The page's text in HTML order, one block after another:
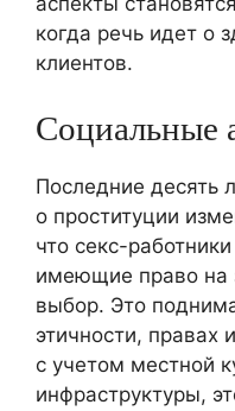
когда речь идет о
клиентов.
Социальные
Последние десять
о проституции
что секс-
имеющие право на
выбор. Это
этичности, правах
с учетом местной
инфраструктуры,